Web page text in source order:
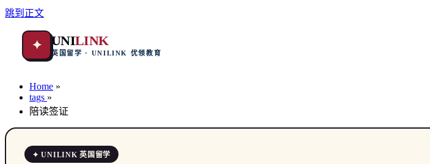
跳到正文
✦ UNILINK
英国留学 · UNILINK 优领教育
Home »
tags »
陪读签证
✦ UNILINK 英国留学